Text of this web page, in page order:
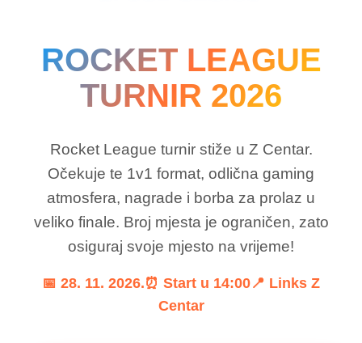
ROCKET LEAGUE
TURNIR 2026
Rocket League turnir stiže u Z Centar.
Očekuje te 1v1 format, odlična gaming
atmosfera, nagrade i borba za prolaz u
veliko finale. Broj mjesta je ograničen, zato
osiguraj svoje mjesto na vrijeme!
📅 28. 11. 2026.⏰ Start u 14:00📍 Links Z
Centar